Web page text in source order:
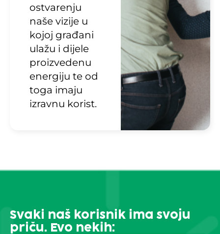
ostvarenju
naše vizije u
kojoj građani
ulažu i dijele
proizvedenu
energiju te od
toga imaju
izravnu korist.
Svaki naš korisnik ima svoju
priču. Evo nekih: